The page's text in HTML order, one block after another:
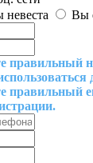
невеста Вы
правильный
правильный